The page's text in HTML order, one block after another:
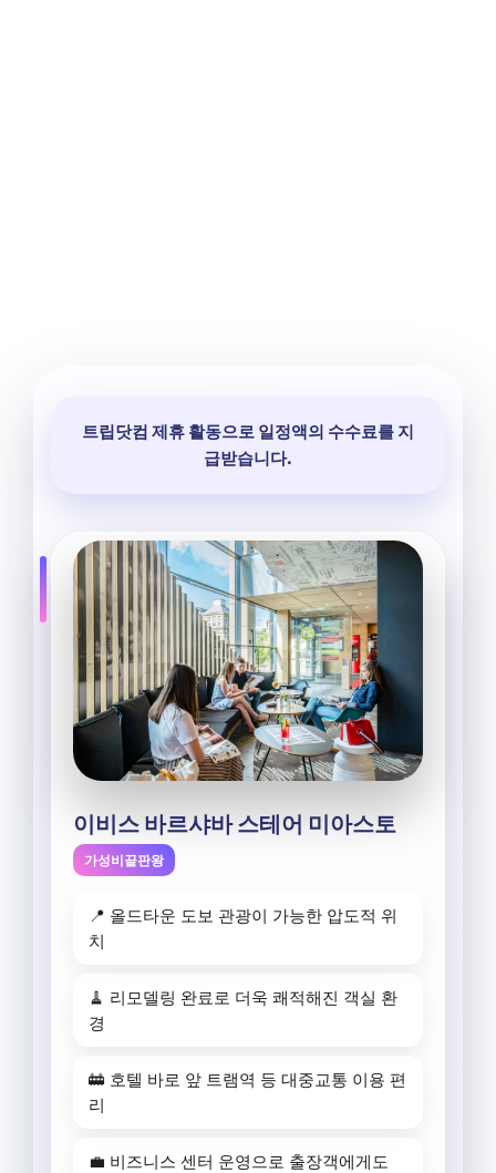
트립닷컴 제휴 활동으로 일정액의 수수료를 지
급받습니다.
이비스 바르샤바 스테어 미아스토
가성비끝판왕
📍 올드타운 도보 관광이 가능한 압도적 위
치
🧹 리모델링 완료로 더욱 쾌적해진 객실 환
경
🚋 호텔 바로 앞 트램역 등 대중교통 이용 편
리
💼 비즈니스 센터 운영으로 출장객에게도